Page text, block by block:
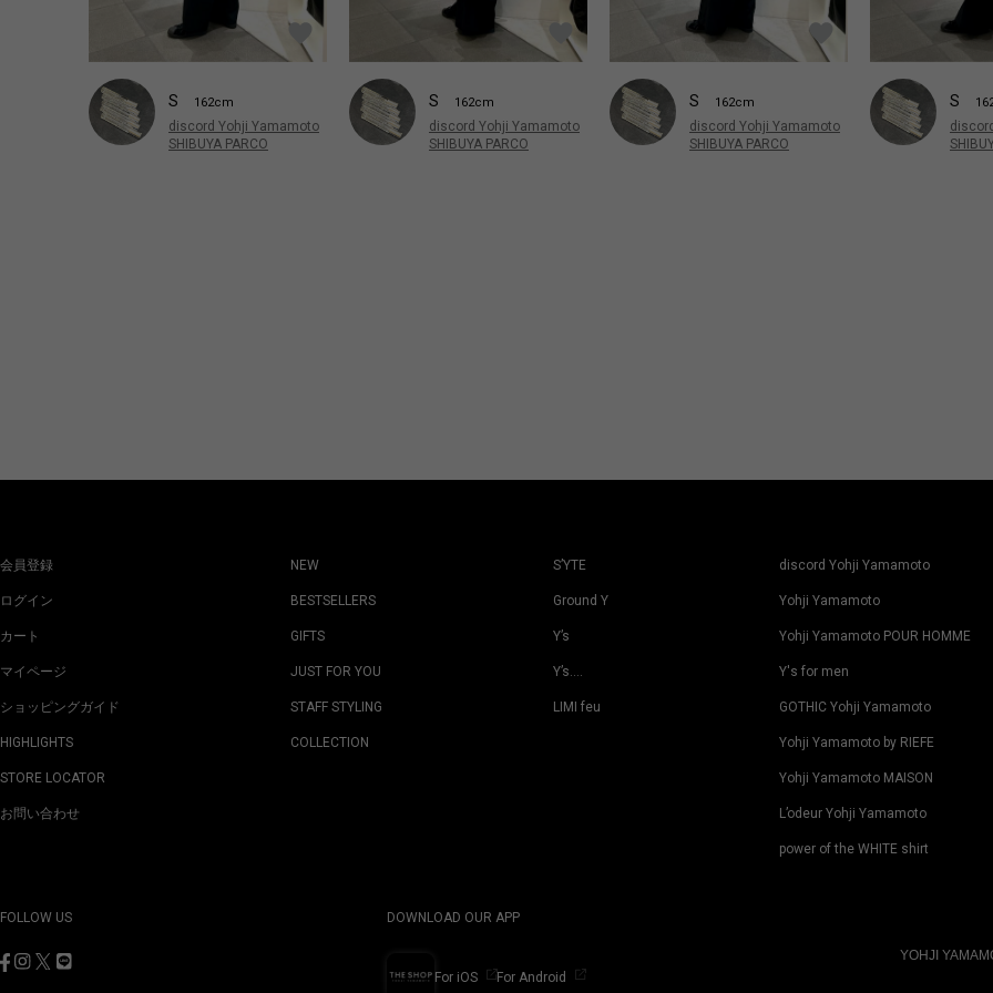
S 162cm
discord Yohji Yamamoto
SHIBUYA PARCO
S 162cm
discord Yohji Yamamoto
SHIBUYA PARCO
S 162cm
discord Yohji Yamamoto
SHIBUYA PARCO
S
会員登録
ログイン
カート
マイページ
ショッピングガイド
HIGHLIGHTS
STORE LOCATOR
お問い合わせ
NEW
BESTSELLERS
GIFTS
JUST FOR YOU
STAFF STYLING
COLLECTION
S’YTE
Ground Y
Y’s
Y’s….
LIMI feu
discord Yohji Yamamoto
Yohji Yamamoto
Yohji Yamamoto POUR HOMME
Y's for men
GOTHIC Yohji Yamamoto
Yohji Yamamoto by RIEFE
Yohji Yamamoto MAISON
L’odeur Yohji Yamamoto
power of the WHITE shirt
FOLLOW US DOWNLOAD OUR APP
For iOS For Android
YOHJI